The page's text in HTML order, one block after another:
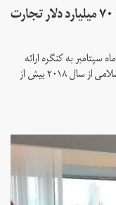
گزارش دولت آمریکا به کنگره: تحریم‌ها ۷۰ میلیارد دلار تجارت
سپتامبر به کنگره ارائه
شد، تحریم‌های دولت دونالد ترامپ علیه جمهوری اسلامی از سال ۲۰۱۸ بیش از